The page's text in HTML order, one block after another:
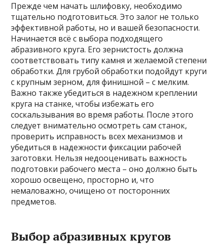
Прежде чем начать шлифовку, необходимо
тщательно подготовиться. Это залог не только
эффективной работы, но и вашей безопасности.
Начинается всё с выбора подходящего
абразивного круга. Его зернистость должна
соответствовать типу камня и желаемой степени
обработки. Для грубой обработки подойдут круги
с крупным зерном, для финишной – с мелким.
Важно также убедиться в надежном креплении
круга на станке, чтобы избежать его
соскальзывания во время работы. После этого
следует внимательно осмотреть сам станок,
проверить исправность всех механизмов и
убедиться в надежности фиксации рабочей
заготовки. Нельзя недооценивать важность
подготовки рабочего места – оно должно быть
хорошо освещено, просторно и, что
немаловажно, очищено от посторонних
предметов.
Выбор абразивных кругов